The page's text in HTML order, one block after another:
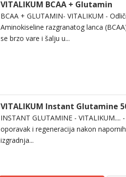
VITALIKUM BCAA + Glutamin
BCAA + GLUTAMIN- VITALIKUM -
Aminokiseline razgranatog lanca
se brzo vare i šalju u...
VITALIKUM Instant Glutamine
INSTANT GLUTAMINE -
oporavak i regeneracija nakon
izgradnja...